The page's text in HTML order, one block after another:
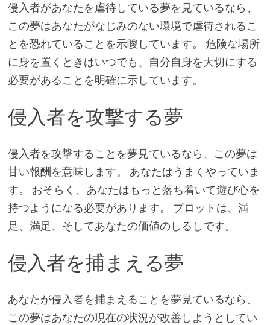
侵入者があなたを虐待している夢を見ているなら、
この夢はあなたがなじみのない環境で虐待されるこ
とを恐れていることを示唆しています。 危険な場所
に身を置くときはいつでも、自分自身を大切にする
必要があることを明確に示しています。
侵入者を攻撃する夢
侵入者を攻撃することを夢見ているなら、この夢は
甘い報酬を意味します。 あなたはうまくやっていま
す。 おそらく、あなたはもっと落ち着いて遊び心を
持つようになる必要があります。 プロットは、満
足、満足、そしてあなたの価値のしるしです。
侵入者を捕まえる夢
あなたが侵入者を捕まえることを夢見ているなら、
この夢はあなたの現在の状況が改善しようとしてい